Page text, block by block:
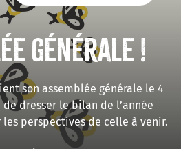
générale !
son assemblée générale le 4
de dresser le bilan de l’année
perspectives de celle à venir.